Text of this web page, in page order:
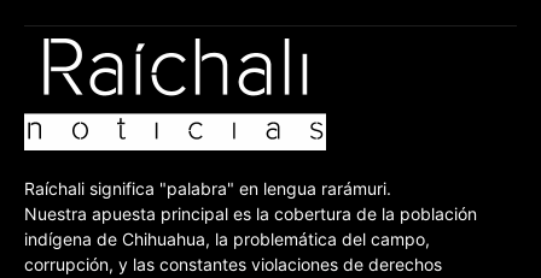
Raíchali significa "palabra" en lengua rarámuri.
Nuestra apuesta principal es la cobertura de la población
indígena de Chihuahua, la problemática del campo,
corrupción, y las constantes violaciones de derechos